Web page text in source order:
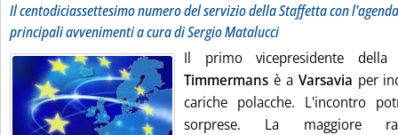
Il centodiciassettesimo numero del servizio dellaStaffettacon
principali avvenimenti a cura di Sergio Matalucci
Il primo vicepresidente della
Timmermans è a Varsavia per
cariche polacche. L'incontro
sorprese. La maggiore